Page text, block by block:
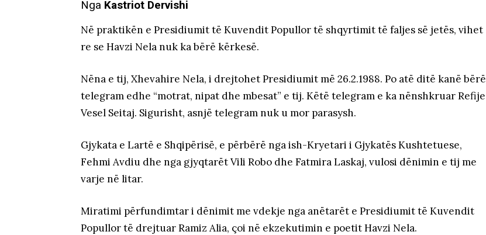
Nga Kastriot Dervishi
Në praktikën e Presidiumit të Kuvendit Popullor të shqyrtimit të faljes së jetës, vihet
re se Havzi Nela nuk ka bërë kërkesë.
Nëna e tij, Xhevahire Nela, i drejtohet Presidiumit më 26.2.1988. Po atë ditë kanë bërë
telegram edhe “motrat, nipat dhe mbesat” e tij. Këtë telegram e ka nënshkruar Refije
Vesel Seitaj. Sigurisht, asnjë telegram nuk u mor parasysh.
Gjykata e Lartë e Shqipërisë, e përbërë nga ish-Kryetari i Gjykatës Kushtetuese,
Fehmi Avdiu dhe nga gjyqtarët Vili Robo dhe Fatmira Laskaj, vulosi dënimin e tij me
varje në litar.
Miratimi përfundimtar i dënimit me vdekje nga anëtarët e Presidiumit të Kuvendit
Popullor të drejtuar Ramiz Alia, çoi në ekzekutimin e poetit Havzi Nela.